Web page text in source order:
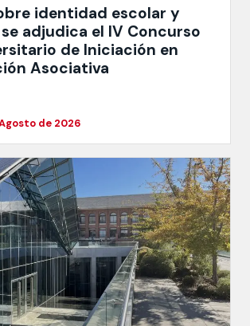
identidad escolar y
adjudica el IV Concurso
de Iniciación en
Asociativa
de 2026